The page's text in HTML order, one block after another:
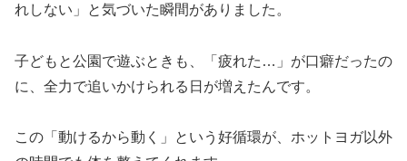
れしない」と気づいた瞬間がありました。
子どもと公園で遊ぶときも、「疲れた…」が口癖だったの
に、全力で追いかけられる日が増えたんです。
この「動けるから動く」という好循環が、ホットヨガ以外